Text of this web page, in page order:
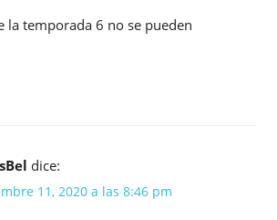
la temporada 6 no se pueden
dice:
11, 2020 a las 8:46 pm